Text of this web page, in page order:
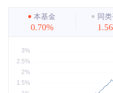
本基金
0.70%
同